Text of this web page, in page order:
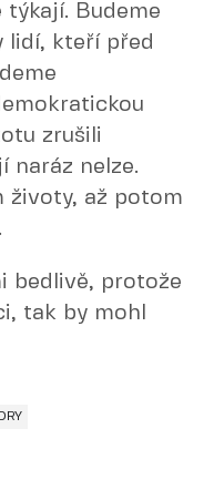
týkají. Budeme
lidí, kteří před
zrušili
naráz nelze.
životy, až potom
bedlivě, protože
tak by mohl